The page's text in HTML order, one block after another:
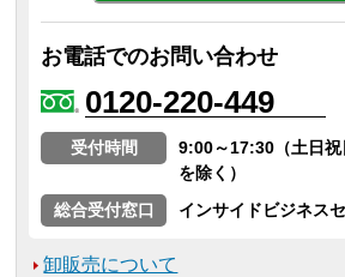
お電話でのお問い合わせ
0120-220-449
受付時間
9:00～17:30（土日祝
を除く）
総合受付窓口
インサイドビジネス
卸販売について